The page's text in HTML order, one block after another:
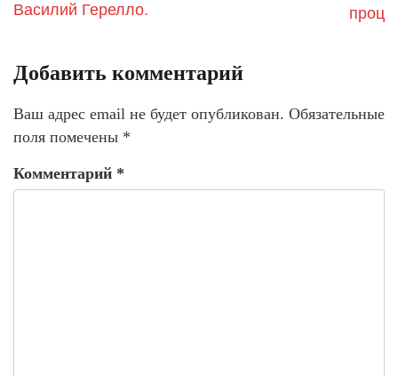
Василий Герелло.
проц
Добавить комментарий
Ваш адрес email не будет опубликован. Обязательные
поля помечены *
Комментарий *